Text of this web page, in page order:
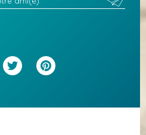
Facebook
Twitter